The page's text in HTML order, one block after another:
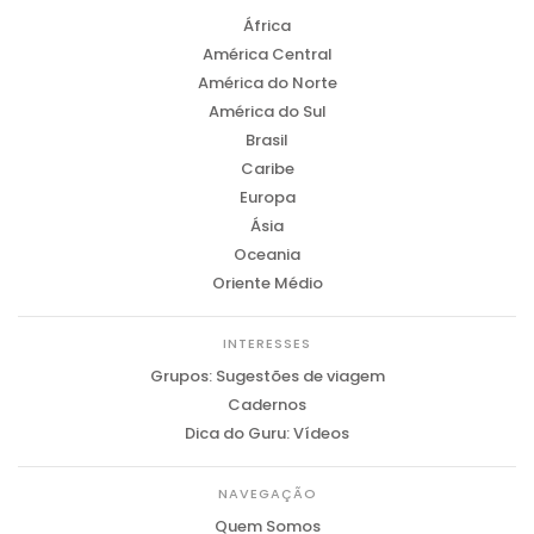
África
América Central
América do Norte
América do Sul
Brasil
Caribe
Europa
Ásia
Oceania
Oriente Médio
INTERESSES
Grupos: Sugestões de viagem
Cadernos
Dica do Guru: Vídeos
NAVEGAÇÃO
Quem Somos